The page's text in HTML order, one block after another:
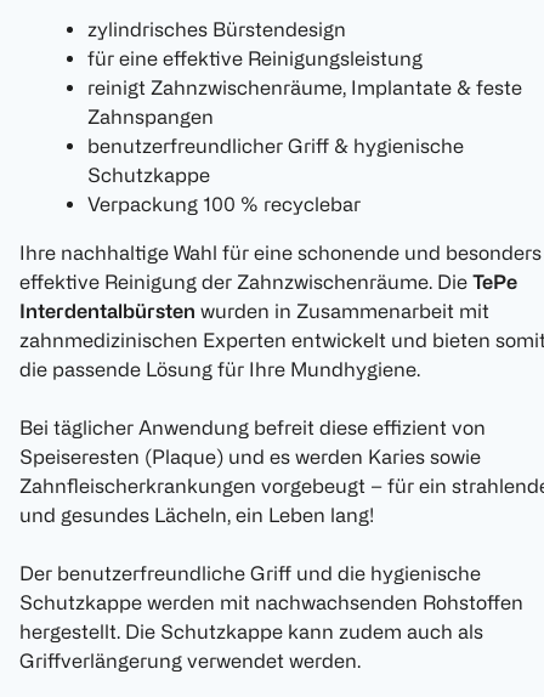
zylindrisches Bürstendesign
für eine effektive Reinigungsleistung
reinigt Zahnzwischenräume, Implantate & feste
Zahnspangen
benutzerfreundlicher Griff & hygienische
Schutzkappe
Verpackung 100 % recyclebar
Ihre nachhaltige Wahl für eine schonende und besonders
effektive Reinigung der Zahnzwischenräume. Die TePe
Interdentalbürsten wurden in Zusammenarbeit mit
zahnmedizinischen Experten entwickelt und bieten
die passende Lösung für Ihre Mundhygiene.
Bei täglicher Anwendung befreit diese effizient von
Speiseresten (Plaque) und es werden Karies sowie
Zahnfleischerkrankungen vorgebeugt – für ein
und gesundes Lächeln, ein Leben lang!
Der benutzerfreundliche Griff und die hygienische
Schutzkappe werden mit nachwachsenden Rohstoffen
hergestellt. Die Schutzkappe kann zudem auch als
Griffverlängerung verwendet werden.